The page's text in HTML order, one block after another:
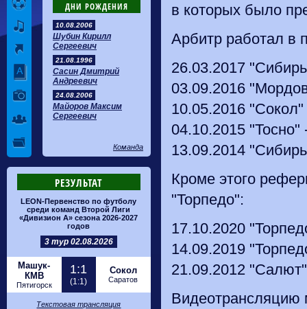
ДНИ РОЖДЕНИЯ
10.08.2006
Шубин Кирилл
Сергеевич
21.08.1996
Сасин Дмитрий
Андреевич
24.08.2006
Майоров Максим
Сергеевич
Команда
РЕЗУЛЬТАТ
LEON-Первенство по футболу
среди команд Второй Лиги
«Дивизион А» сезона 2026-2027
годов
3 тур 02.08.2026
Машук-
КМВ
Пятигорск
1:1
(1:1)
Сокол
Саратов
Текстовая трансляция
в которых было
Арбитр работал в
26.03.2017
03.09.2016
10.05.2016
04.10.2015 "Тосно"
13.09.2014
Кроме этого
"Торпедо":
17.10.2020
14.09.2019
21.09.2012
Видеотрансляцию